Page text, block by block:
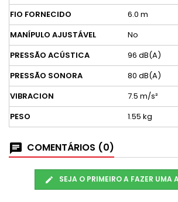
FIO FORNECIDO
6.0 m
MANÍPULO AJUSTÁVEL
No
PRESSÃO ACÚSTICA
96 dB(A)
PRESSÃO SONORA
80 dB(A)
VIBRACION
7.5 m/s²
PESO
1.55 kg
COMENTÁRIOS (0)
SEJA O PRIMEIRO A FAZER UMA